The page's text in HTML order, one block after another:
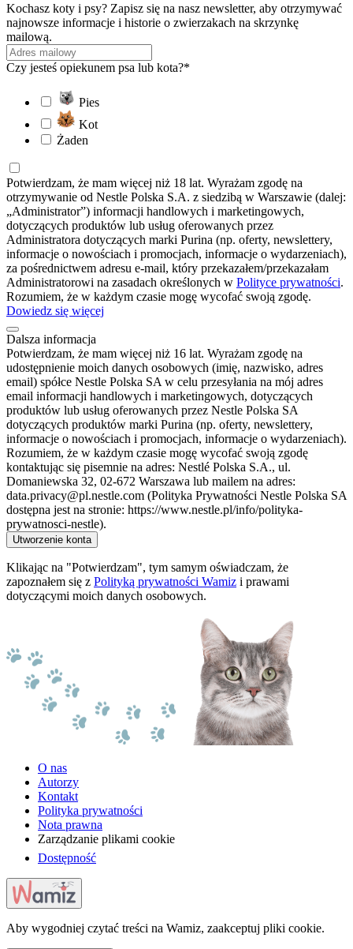
Kochasz koty i psy? Zapisz się na nasz newsletter, aby otrzymywać
najnowsze informacje i historie o zwierzakach na skrzynkę
mailową.
Czy jesteś opiekunem psa lub kota?*
Pies
Kot
Żaden
Potwierdzam, że mam więcej niż 18 lat. Wyrażam zgodę na
otrzymywanie od Nestle Polska S.A. z siedzibą w Warszawie (dalej:
„Administrator”) informacji handlowych i marketingowych,
dotyczących produktów lub usług oferowanych przez
Administratora dotyczących marki Purina (np. oferty, newslettery,
informacje o nowościach i promocjach, informacje o wydarzeniach),
za pośrednictwem adresu e-mail, który przekazałem/przekazałam
Administratorowi na zasadach określonych w Polityce prywatności.
Rozumiem, że w każdym czasie mogę wycofać swoją zgodę.
Dowiedz się więcej
Dalsza informacja
Potwierdzam, że mam więcej niż 16 lat. Wyrażam zgodę na
udostępnienie moich danych osobowych (imię, nazwisko, adres
email) spółce Nestle Polska SA w celu przesyłania na mój adres
email informacji handlowych i marketingowych, dotyczących
produktów lub usług oferowanych przez Nestle Polska SA
dotyczących produktów marki Purina (np. oferty, newslettery,
informacje o nowościach i promocjach, informacje o wydarzeniach).
Rozumiem, że w każdym czasie mogę wycofać swoją zgodę
kontaktując się pisemnie na adres: Nestlé Polska S.A., ul.
Domaniewska 32, 02-672 Warszawa lub mailem na adres:
data.privacy@pl.nestle.com (Polityka Prywatności Nestle Polska SA
dostępna jest na stronie: https://www.nestle.pl/info/polityka-
prywatnosci-nestle).
Utworzenie konta
Klikając na "Potwierdzam", tym samym oświadczam, że
zapoznałem się z Polityką prywatności Wamiz i prawami
dotyczącymi moich danych osobowych.
O nas
Autorzy
Kontakt
Polityka prywatności
Nota prawna
Zarządzanie plikami cookie
Dostępność
Aby wygodniej czytać treści na Wamiz, zaakceptuj pliki cookie.